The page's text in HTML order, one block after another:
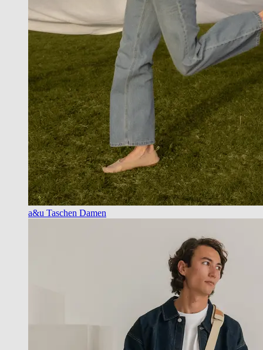
a&u Taschen Damen